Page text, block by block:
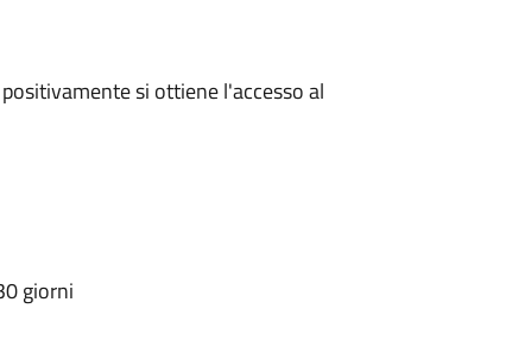
si ottiene l'accesso al
giorni